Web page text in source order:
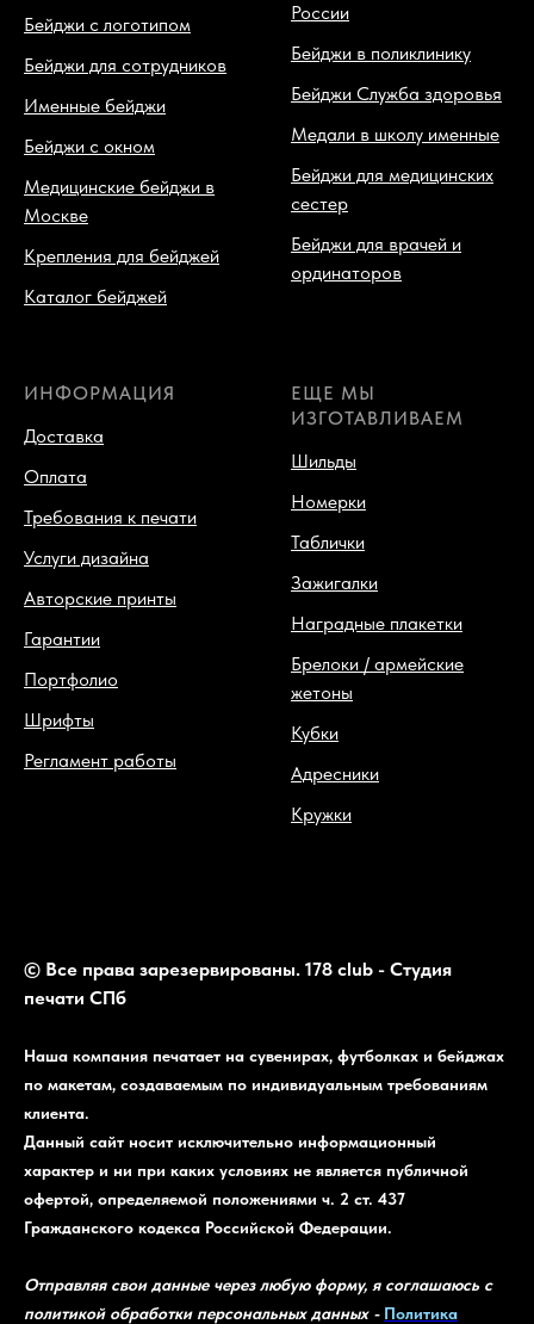
Бейджи с логотипом
Бейджи для сотрудников
Именные бейджи
Бейджи с окном
Медицинские бейджи в
Москве
Крепления для бейджей
Каталог бейджей
России
Бейджи в поликлинику
Бейджи Служба здоровья
Медали в школу именные
Бейджи для медицинских
сестер
Бейджи для врачей и
ординаторов
ИНФОРМАЦИЯ
Доставка
Оплата
Требования к печати
Услуги дизайна
Авторские принты
Гарантии
Портфолио
Шрифты
Регламент работы
ЕЩЕ МЫ
ИЗГОТАВЛИВАЕМ
Шильды
Номерки
Таблички
Зажигалки
Наградные плакетки
Брелоки / армейские
жетоны
Кубки
Адресники
Кружки
© Все права зарезервированы. 178 club - Студия
печати СПб
Наша компания печатает на сувенирах, футболках и бейджах
по макетам, создаваемым по индивидуальным требованиям
клиента.
Данный сайт носит исключительно информационный
характер и ни при каких условиях не является публичной
офертой, определяемой положениями ч. 2 ст. 437
Гражданского кодекса Российской Федерации.
Отправляя свои данные через любую форму, я соглашаюсь с
политикой обработки персональных данных - Политика